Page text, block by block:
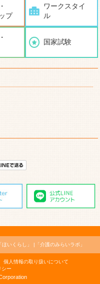
プ
ワークスタイ
ル
国家試験
「ほいくらし」 「介護のみらいラボ」
個人情報の取り扱いについて
シー